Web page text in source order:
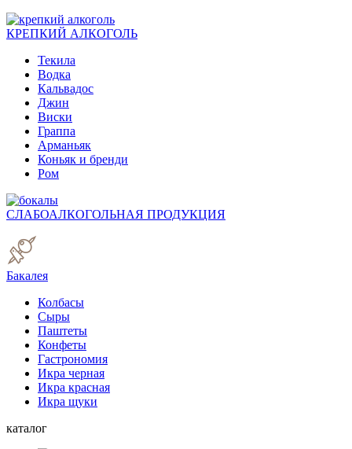
КРЕПКИЙ АЛКОГОЛЬ
Текила
Водка
Кальвадос
Джин
Виски
Граппа
Арманьяк
Коньяк и бренди
Ром
СЛАБОАЛКОГОЛЬНАЯ ПРОДУКЦИЯ
Бакалея
Колбасы
Сыры
Паштеты
Конфеты
Гастрономия
Икра черная
Икра красная
Икра щуки
каталог